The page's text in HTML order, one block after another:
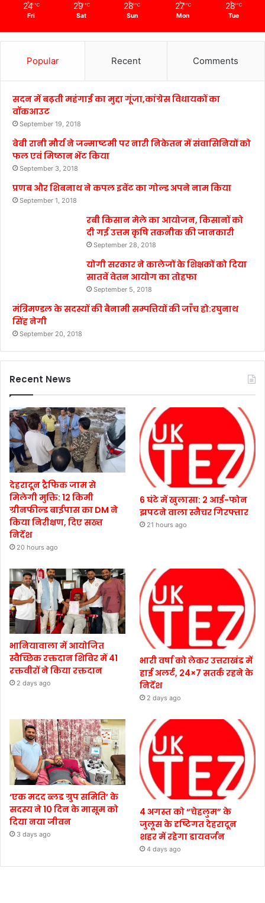
24 ℃
Fri
29 ℃
Sat
28 ℃
Sun
27 ℃
Mon
28 ℃
Tue
Popular Recent Comments
सदन में बढ़ती महंगाई का मुद्दा गूंजा,कांग्रेस विधायकों का
वॉकआउट
September 19, 2018
बेबी रानी मौर्य ने जन्माष्टमी पर नारी निकेतन में संवासिनियों को
फल एवं मिष्ठान भेंट किया
September 3, 2018
प्रणब और शिबनाथ ने कपल इवेंट का गोल्ड अपने नाम किया
September 1, 2018
रबी किसान मेले का आयोजन, किसानों को
दी गई उत्तम कृषि तकनीक की जानकारी
September 28, 2018
योगी सरकार ने कालेजों के शिक्षकों को दिया
सातवें वेतन आयोग का तोहफा
September 5, 2018
मंत्रिमण्डल के सदस्यों की बैनामी सम्पत्तियों की जाँच हो:रघुनाथ
सिंह नेगी
September 20, 2018
Recent News
देहरादून ट्रैफिक जाम से
मिलेगी मुक्ति: 12 किमी
ग्रीनफील्ड बाईपास का DM ने
किया निरीक्षण, दिए सख्त
निर्देश
20 hours ago
6 घंटे में खुलासा: 2 आई-फोन
झपटने वाला स्नैचर गिरफ्तार
21 hours ago
भानियावाला में आयोजित
स्वैच्छिक रक्तदान शिविर में 41
रक्तवीरों ने किया रक्तदान
2 days ago
भारी वर्षा को लेकर उत्तराखंड में
हाई अलर्ट, 24×7 सतर्क रहने के
निर्देश
2 days ago
‘एक मदद ब्लड ग्रुप समिति’ के
सदस्य ने 10 दिन के मासूम को
दिया नया जीवन
3 days ago
4 अगस्त को “चेहलुम” के
जुलूस के दृष्टिगत देहरादून
शहर में रहेगा डायवर्जन
4 days ago